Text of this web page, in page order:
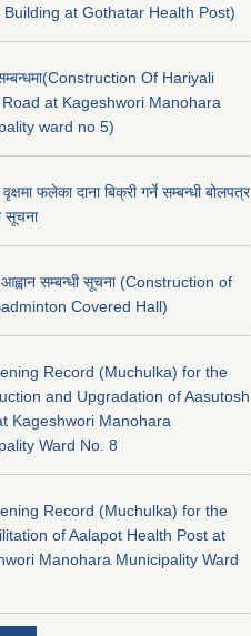
Building at Gothatar Health Post)
Of Hariyali
at Kageshwori Manohara
ward no 5)
वृक्षमा फलेका दाना बिक्री गर्ने सम्बन्धी बोलपत्र
सूचना
सम्बन्धी सूचना (Construction of
Covered Hall)
Record (Muchulka) for the
and Upgradation of Aasutosh
Kageshwori Manohara
Ward No. 8
Record (Muchulka) for the
of Aalapot Health Post at
Manohara Municipality Ward